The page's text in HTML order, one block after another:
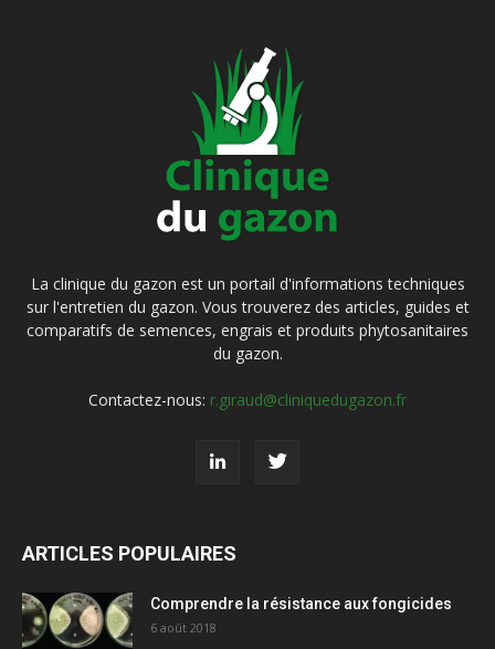
La clinique du gazon est un portail d'informations techniques
sur l'entretien du gazon. Vous trouverez des articles, guides et
comparatifs de semences, engrais et produits phytosanitaires
du gazon.
Contactez-nous: r.giraud@cliniquedugazon.fr
ARTICLES POPULAIRES
Comprendre la résistance aux fongicides
6 août 2018